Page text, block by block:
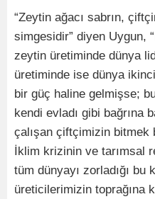
“Zeytin ağacı sabrın,
simgesidir” diyen Uygun,
zeytin üretiminde dünya
üretiminde ise dünya
bir güç haline gelmişse;
kendi evladı gibi bağrına
çalışan çiftçimizin bitmek
İklim krizinin ve tarımsal
tüm dünyayı zorladığı bu
üreticilerimizin toprağına